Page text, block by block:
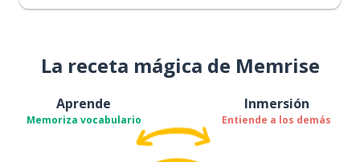
La receta mágica de Memrise
Aprende
Memoriza vocabulario
Inmersión
Entiende a los demás